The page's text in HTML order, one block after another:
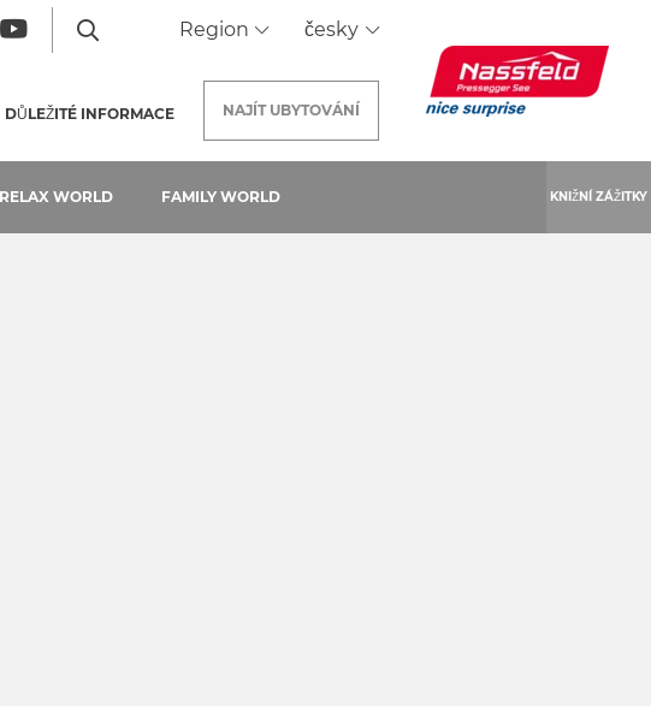
Region česky
WORLD FAMILY WORLD KNIŽNÍ ZÁŽITKY
DŮLEŽITÉ INFORMACE NAJÍT UBYTOVÁNÍ